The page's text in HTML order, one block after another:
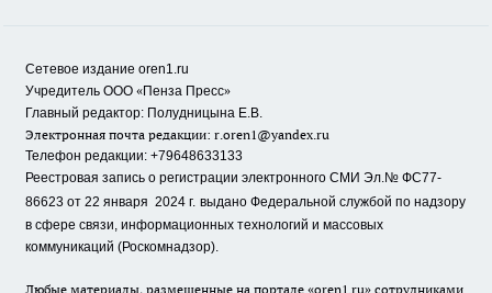
Сетевое издание oren1.ru
Учредитель ООО «Пенза Пресс»
Главный редактор: Полудницына Е.В.
Электронная почта редакции: r.oren1@yandex.ru
Телефон редакции: +79648633133
Реестровая запись о регистрации электронного СМИ Эл.№ ФС77-
86623 от 22 января 2024 г. выдано Федеральной службой по надзору
в сфере связи, информационных технологий и массовых
коммуникаций (Роскомнадзор).
Любые материалы, размещенные на портале «oren1.ru» сотрудниками